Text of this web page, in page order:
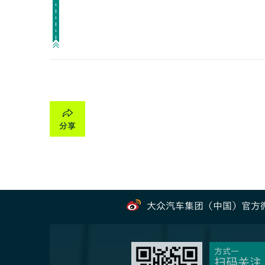
大众汽车集团（中国）官方
方式一